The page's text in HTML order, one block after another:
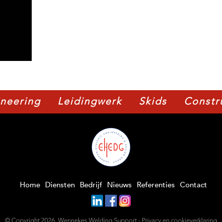
Leidingwerk Skids
Home Diensten Bedrijf Nieuws Referenties Contact
© Copyright 2026, Wennekes Welding Support - Privacy en cookieverklaring